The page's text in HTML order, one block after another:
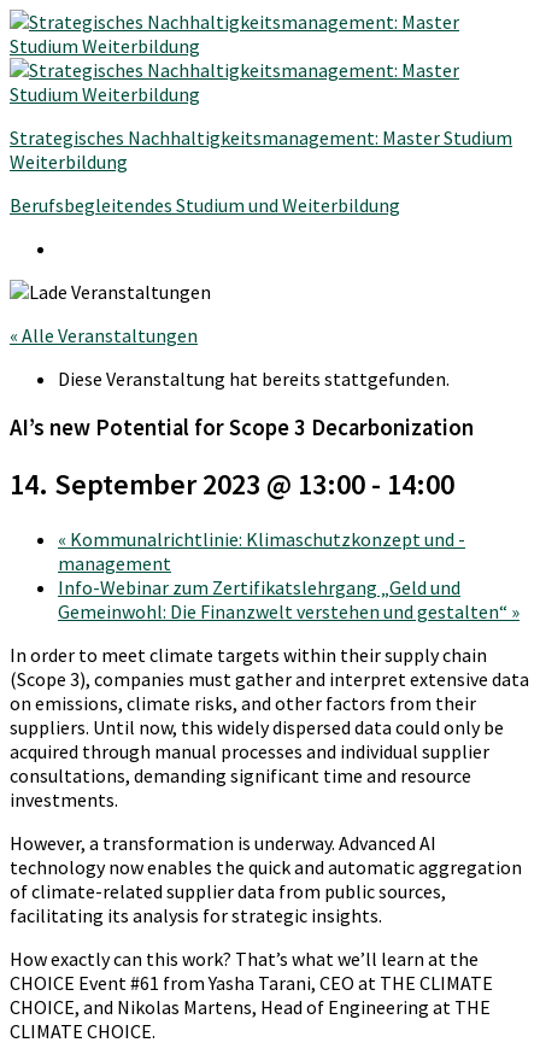
Strategisches Nachhaltigkeitsmanagement: Master Studium
Weiterbildung
Berufsbegleitendes Studium und Weiterbildung
« Alle Veranstaltungen
Diese Veranstaltung hat bereits stattgefunden.
AI’s new Potential for Scope 3 Decarbonization
14. September 2023 @ 13:00- 14:00
« Kommunalrichtlinie: Klimaschutzkonzept und -
management
Info-Webinar zum Zertifikatslehrgang „Geld und
Gemeinwohl: Die Finanzwelt verstehen und gestalten“ »
In order to meet climate targets within their supply chain
(Scope 3), companies must gather and interpret extensive data
on emissions, climate risks, and other factors from their
suppliers. Until now, this widely dispersed data could only be
acquired through manual processes and individual supplier
consultations, demanding significant time and resource
investments.
However, a transformation is underway. Advanced AI
technology now enables the quick and automatic aggregation
of climate-related supplier data from public sources,
facilitating its analysis for strategic insights.
How exactly can this work? That’s what we’ll learn at the
CHOICE Event #61 from Yasha Tarani, CEO at THE CLIMATE
CHOICE, and Nikolas Martens, Head of Engineering at THE
CLIMATE CHOICE.